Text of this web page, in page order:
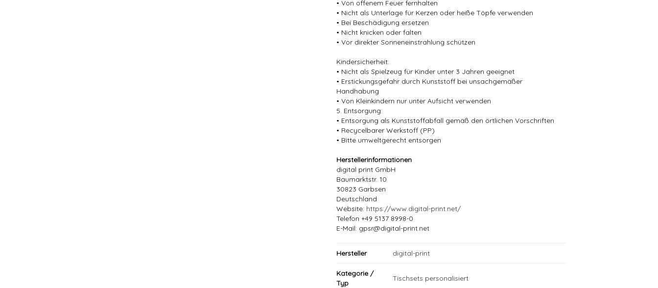
• Von offenem Feuer fernhalten
• Nicht als Unterlage für Kerzen oder heiße Töpfe verwenden
• Bei Beschädigung ersetzen
• Nicht knicken oder falten
• Vor direkter Sonneneinstrahlung schützen
Kindersicherheit:
• Nicht als Spielzeug für Kinder unter 3 Jahren geeignet
• Erstickungsgefahr durch Kunststoff bei unsachgemäßer
Handhabung
• Von Kleinkindern nur unter Aufsicht verwenden
5. Entsorgung:
• Entsorgung als Kunststoffabfall gemäß den örtlichen Vorschriften
• Recycelbarer Werkstoff (PP)
• Bitte umweltgerecht entsorgen
Herstellerinformationen
digital print GmbH
Baumarktstr. 10
30823 Garbsen
Deutschland
Website: https://www.digital-print.net/
Telefon +49 5137 8998-0
E-Mail: gpsr@digital-print.net
Hersteller digital-print
Kategorie /
Typ
Tischsets personalisiert